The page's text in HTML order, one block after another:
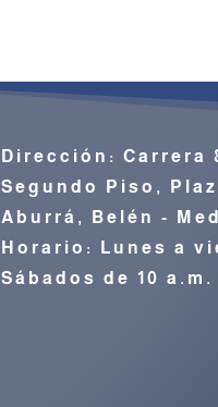
Dirección:Carrera
Segundo Piso,
Aburrá,
Belén -
Horario: Lunes a
Sábados de 10 a.m.